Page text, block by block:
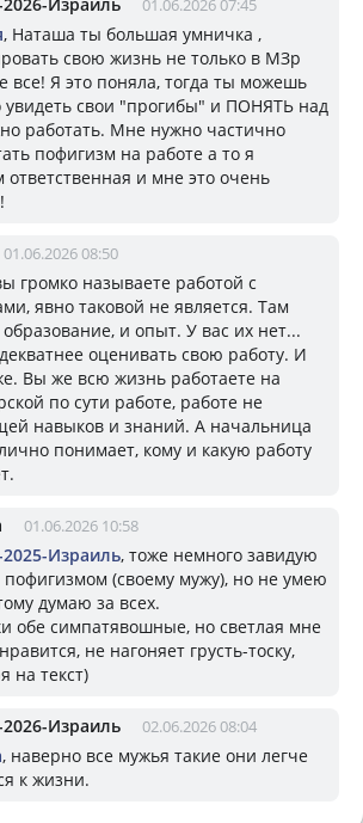
2026-Израиль 01.06.2026 07:45
, Наташа ты большая умничка ,
свою жизнь не только в МЗр
все! Я это поняла, тогда ты можешь
увидеть свои "прогибы" и ПОНЯТЬ над
работать. Мне нужно частично
пофигизм на работе а то я
ответственная и мне это очень
01.06.2026 08:50
громко называете работой с
явно таковой не является. Там
и опыт. У вас их нет...
оценивать свою работу. И
Вы же всю жизнь работаете на
по сути работе, работе не
навыков и знаний. А начальница
понимает, кому и какую работу
01.06.2026 10:58
2025-Израиль, тоже немного завидую
(своему мужу), но не умею
думаю за всех.
обе симпатявошные, но светлая мне
не нагоняет грусть-тоску,
на текст)
2026-Израиль 02.06.2026 08:04
, наверно все мужья такие они легче
к жизни.